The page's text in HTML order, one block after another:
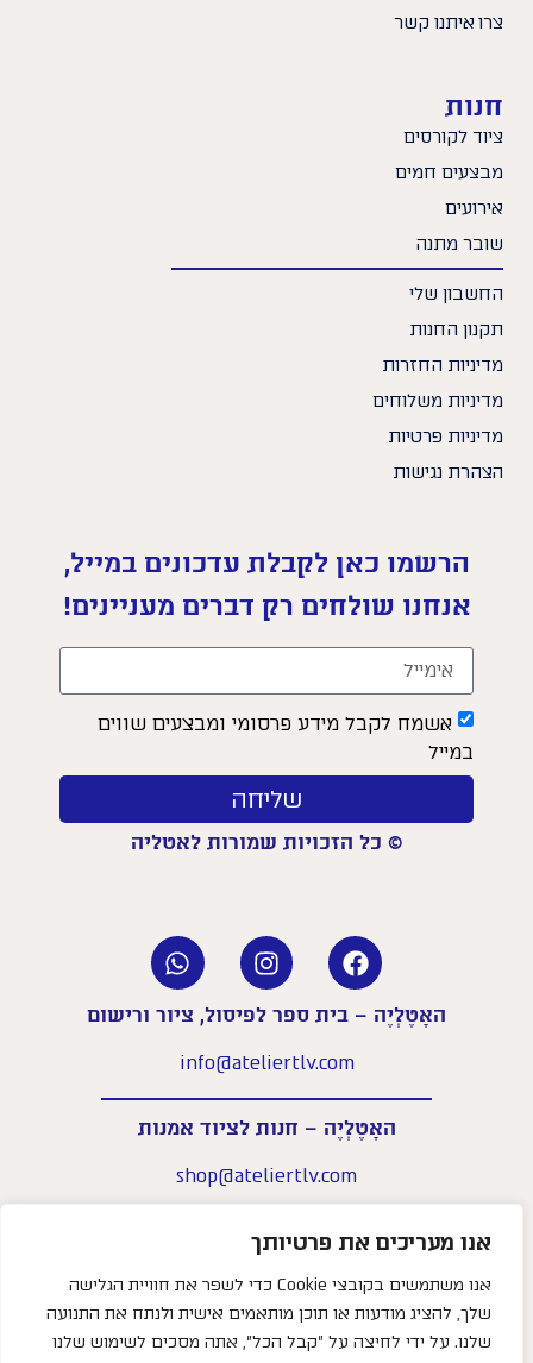
אנו מעריכים את פרטיותך
אנו משתמשים בקובצי Cookie כדי לשפר את חוויית הגלישה
שלך, להציג מודעות או תוכן מותאמים אישית ולנתח את התנועה
שלנו. על ידי לחיצה על "קבל הכל", אתה מסכים לשימוש שלנו
צרו איתנו קשר
חנות
ציוד לקורסים
מבצעים חמים
אירועים
שובר מתנה
החשבון שלי
תקנון החנות
מדיניות החזרות
מדיניות משלוחים
מדיניות פרטיות
הצהרת נגישות
הרשמו כאן לקבלת עדכונים במייל,
אנחנו שולחים רק דברים מעניינים!
אשמח לקבל מידע פרסומי ומבצעים שווים
במייל
שליחה
© כל הזכויות שמורות לאטליה
האָטֶלְיֶה – בית ספר לפיסול, ציור ורישום
info@ateliertlv.com
האָטֶלְיֶה – חנות לציוד אמנות
shop@ateliertlv.com
א׳–ה׳: 09:00-18:00
טלפון –052-5833131
צריכים עזרה?